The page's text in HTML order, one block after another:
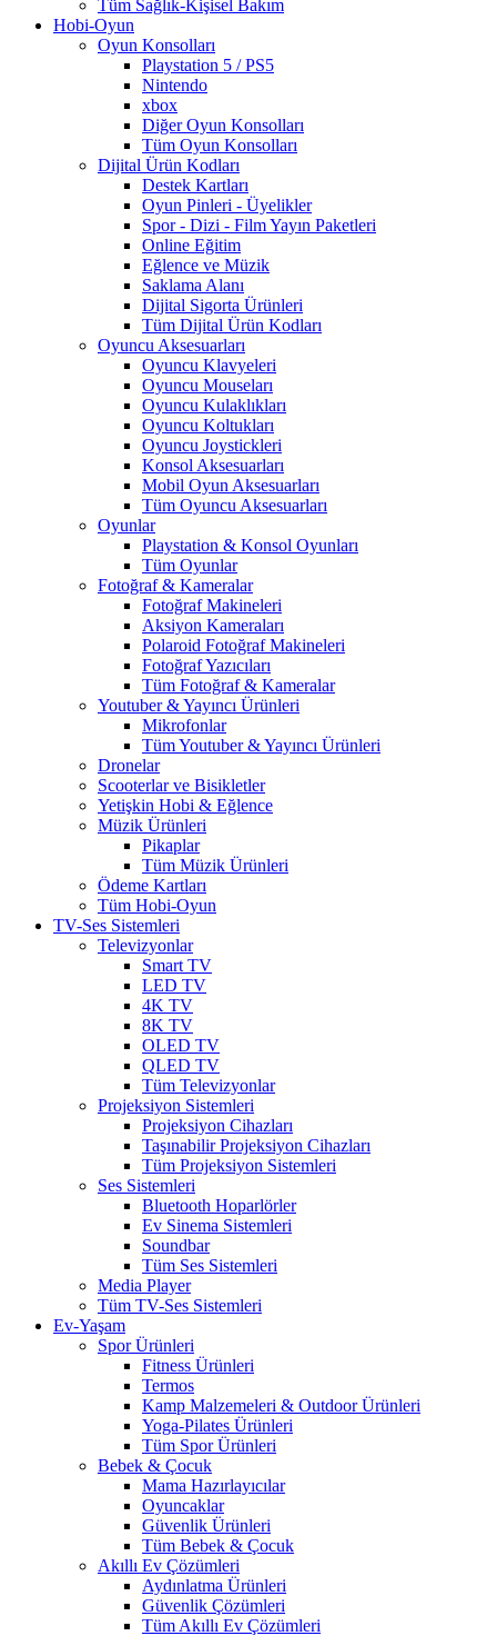
Tüm Sağlık-Kişisel Bakım
Hobi-Oyun
Oyun Konsolları
Playstation 5 / PS5
Nintendo
xbox
Diğer Oyun Konsolları
Tüm Oyun Konsolları
Dijital Ürün Kodları
Destek Kartları
Oyun Pinleri - Üyelikler
Spor - Dizi - Film Yayın Paketleri
Online Eğitim
Eğlence ve Müzik
Saklama Alanı
Dijital Sigorta Ürünleri
Tüm Dijital Ürün Kodları
Oyuncu Aksesuarları
Oyuncu Klavyeleri
Oyuncu Mouseları
Oyuncu Kulaklıkları
Oyuncu Koltukları
Oyuncu Joystickleri
Konsol Aksesuarları
Mobil Oyun Aksesuarları
Tüm Oyuncu Aksesuarları
Oyunlar
Playstation & Konsol Oyunları
Tüm Oyunlar
Fotoğraf & Kameralar
Fotoğraf Makineleri
Aksiyon Kameraları
Polaroid Fotoğraf Makineleri
Fotoğraf Yazıcıları
Tüm Fotoğraf & Kameralar
Youtuber & Yayıncı Ürünleri
Mikrofonlar
Tüm Youtuber & Yayıncı Ürünleri
Dronelar
Scooterlar ve Bisikletler
Yetişkin Hobi & Eğlence
Müzik Ürünleri
Pikaplar
Tüm Müzik Ürünleri
Ödeme Kartları
Tüm Hobi-Oyun
TV-Ses Sistemleri
Televizyonlar
Smart TV
LED TV
4K TV
8K TV
OLED TV
QLED TV
Tüm Televizyonlar
Projeksiyon Sistemleri
Projeksiyon Cihazları
Taşınabilir Projeksiyon Cihazları
Tüm Projeksiyon Sistemleri
Ses Sistemleri
Bluetooth Hoparlörler
Ev Sinema Sistemleri
Soundbar
Tüm Ses Sistemleri
Media Player
Tüm TV-Ses Sistemleri
Ev-Yaşam
Spor Ürünleri
Fitness Ürünleri
Termos
Kamp Malzemeleri & Outdoor Ürünleri
Yoga-Pilates Ürünleri
Tüm Spor Ürünleri
Bebek & Çocuk
Mama Hazırlayıcılar
Oyuncaklar
Güvenlik Ürünleri
Tüm Bebek & Çocuk
Akıllı Ev Çözümleri
Aydınlatma Ürünleri
Güvenlik Çözümleri
Tüm Akıllı Ev Çözümleri